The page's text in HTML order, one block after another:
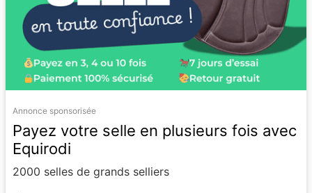
Annonce sponsorisée
Payez votre selle en plusieurs fois avec
Equirodi
2000 selles de grands selliers